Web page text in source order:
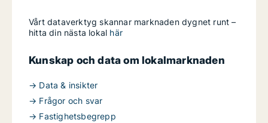
Vårt dataverktyg skannar marknaden dygnet runt –
hitta din nästa lokal här
Kunskap och data om lokalmarknaden
→ Data & insikter
→ Frågor och svar
→ Fastighetsbegrepp